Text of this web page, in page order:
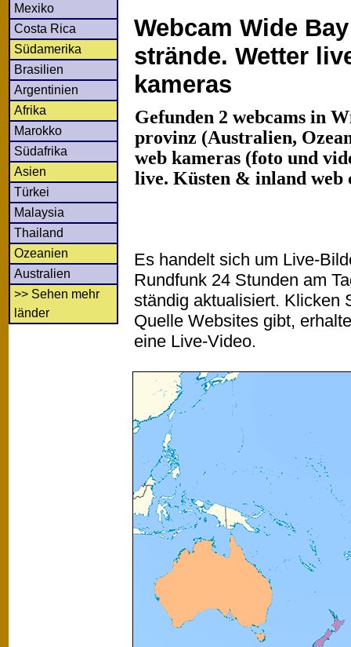
Mexiko
Costa Rica
Südamerika
Brasilien
Argentinien
Afrika
Marokko
Südafrika
Asien
Türkei
Malaysia
Thailand
Ozeanien
Australien
>> Sehen mehr
länder
Webcam Wide
strände. Wetter
kameras
Gefunden 2 webcams in
provinz (Australien,
web kameras (foto und
live. Küsten & inland web
Es handelt sich um Live-
Rundfunk 24 Stunden am
ständig aktualisiert. Klicken
Quelle Websites gibt,
eine Live-Video.